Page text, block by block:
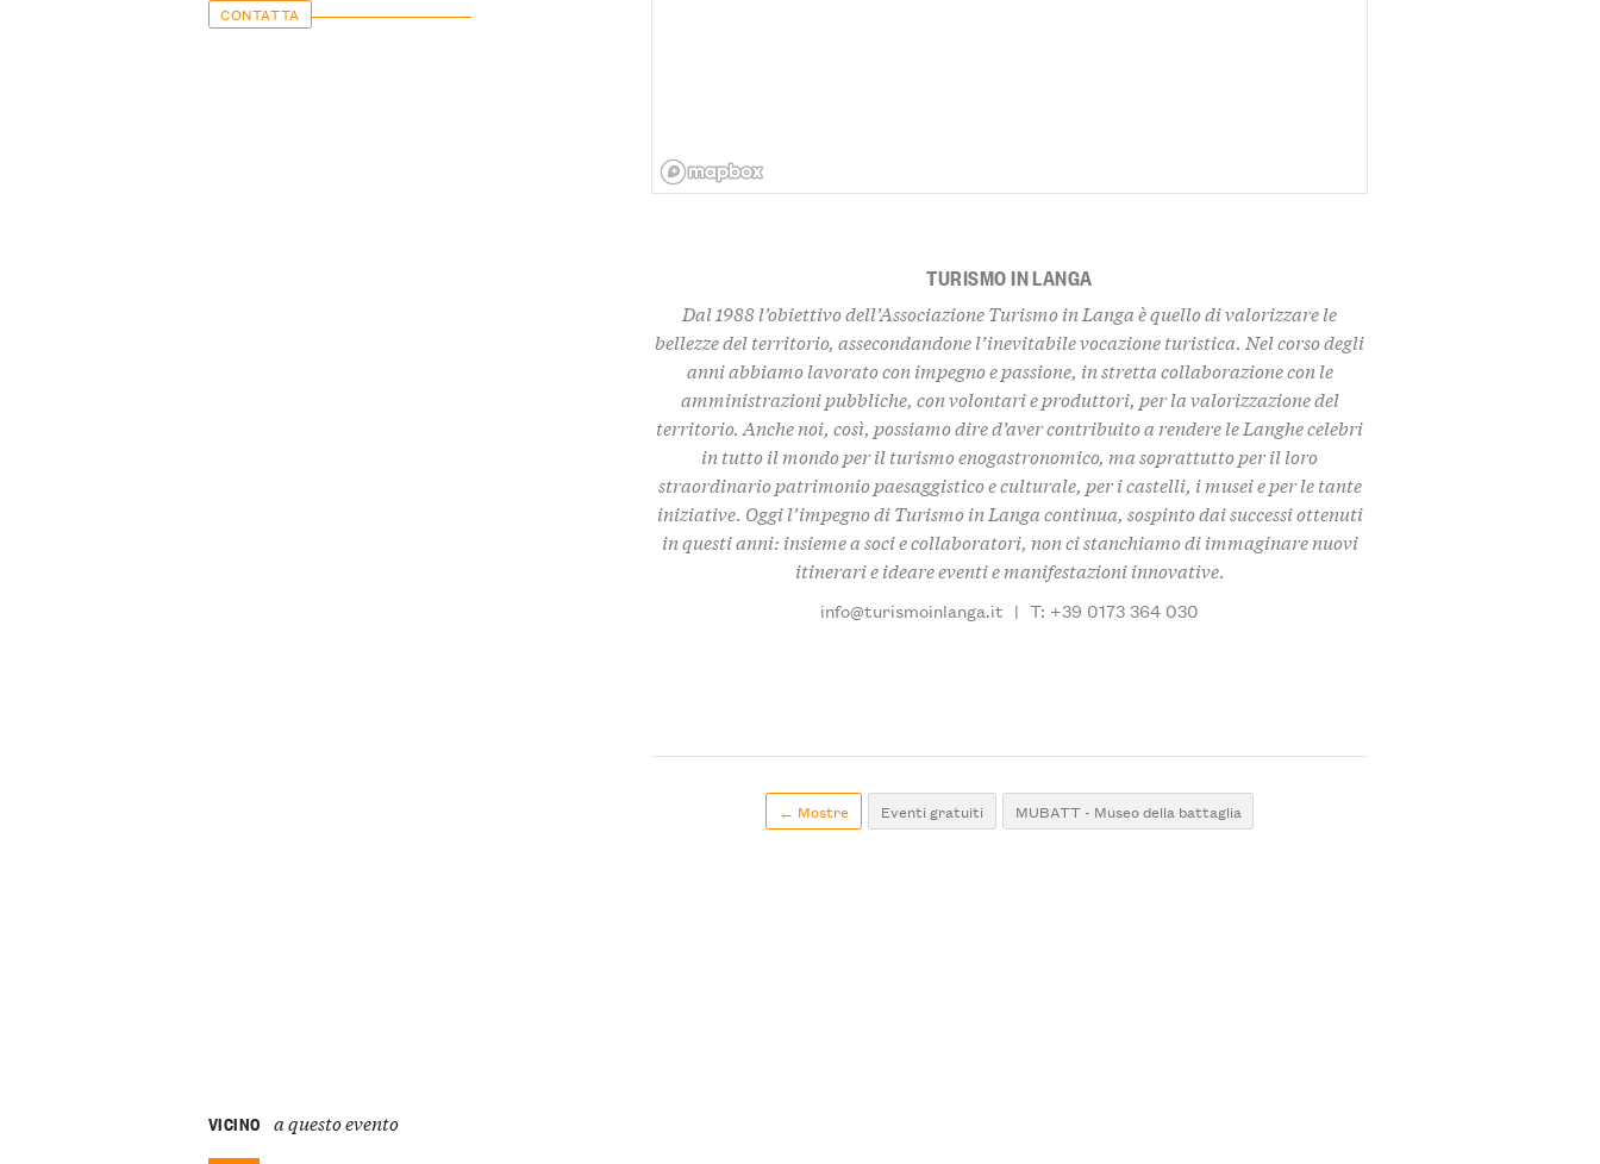
CONTATTA
TURISMO IN LANGA
Dal 1988 l’obiettivo dell’Associazione Turismo in Langa è quello divalorizzare le
bellezze del territorio, assecondandone l’inevitabile vocazione turistica. Nel corso degli
anni abbiamo lavorato con impegno e passione, in stretta collaborazione con le
amministrazioni pubbliche, con volontari e produttori, per la valorizzazione del
territorio. Anche noi, così, possiamo dire d’aver contribuito a rendere le Langhe celebri
in tutto il mondo per il turismo enogastronomico, ma soprattutto per il loro
straordinariopatrimonio paesaggistico e culturale, per i castelli, i museie per le tante
iniziative. Oggi l’impegno di Turismo in Langa continua, sospinto dai successi ottenuti
in questi anni: insieme a soci e collaboratori, non ci stanchiamo di immaginare nuovi
itinerari e ideare eventi e manifestazioni innovative.
info@turismoinlanga.it | T: +39 0173 364 030
← Mostre Eventi gratuiti MUBATT - Museo della battaglia
VICINO a questo evento